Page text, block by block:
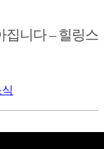
집니다 – 힐링스